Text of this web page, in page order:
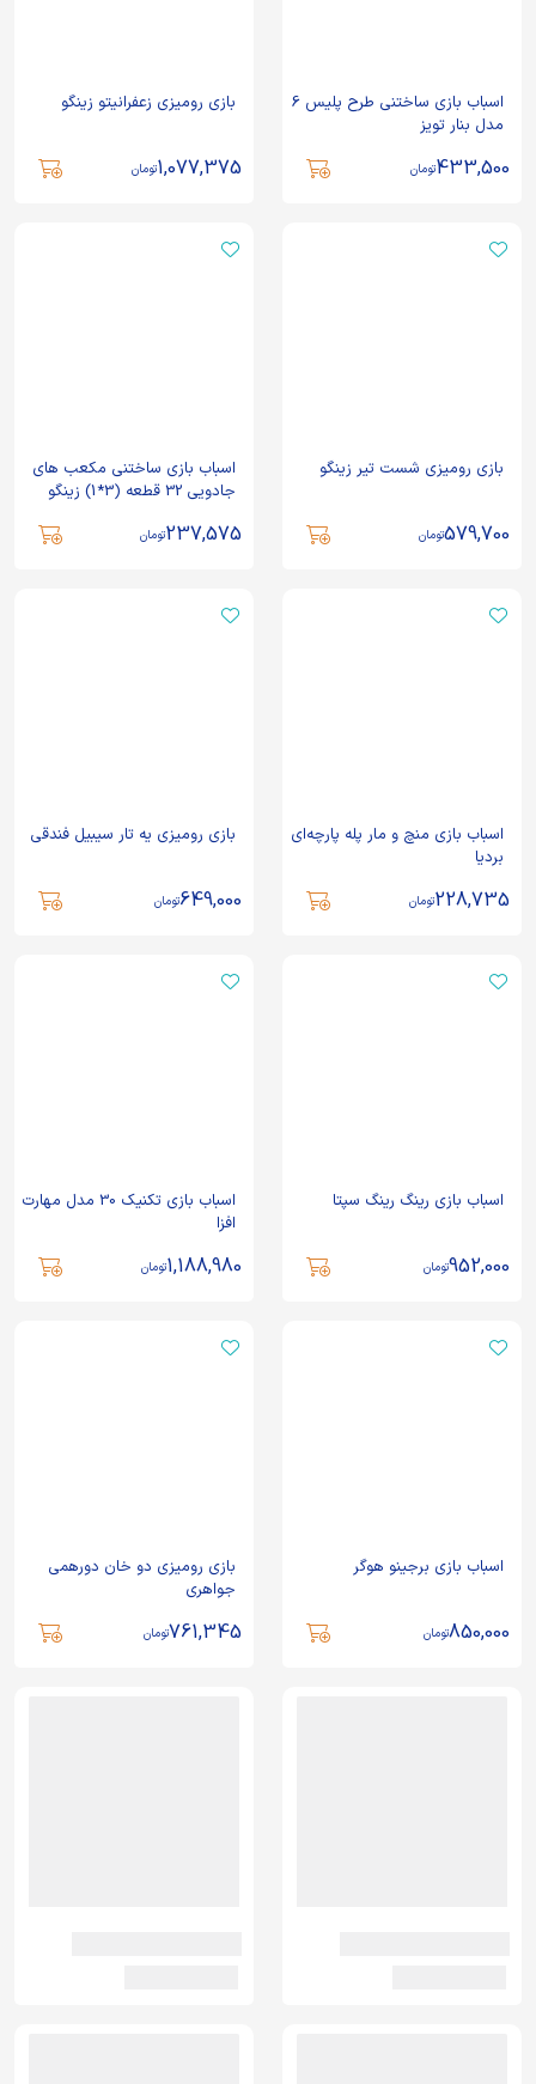
اسباب بازی ساختنی طرح پلیس 6
مدل بنار تویز
433,500تومان
بازی رومیزی زعفرانیتو زینگو
1,077,375تومان
بازی رومیزی شست تیر زینگو
579,700تومان
اسباب بازی ساختنی مکعب های
جادویی 32 قطعه (3*1) زینگو
237,575تومان
اسباب بازی منچ و مار پله پارچه‌ای
بردیا
228,735تومان
بازی رومیزی یه تار سیبیل فندقی
649,000تومان
اسباب بازی رینگ رینگ سپتا
952,000تومان
اسباب بازی تکنیک 30 مدل مهارت
افزا
1,188,980تومان
اسباب بازی برجینو هوگر
850,000تومان
بازی رومیزی دو خان دورهمی
جواهری
761,345تومان